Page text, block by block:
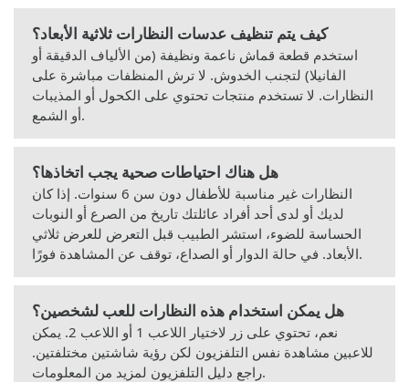
كيف يتم تنظيف عدسات النظارات ثلاثية الأبعاد؟
استخدم قطعة قماش ناعمة ونظيفة (من الألياف الدقيقة أو
الفانيلا) لتجنب الخدوش. لا ترش المنظفات مباشرة على
النظارات. لا تستخدم منتجات تحتوي على الكحول أو المذيبات
أو الشمع.
هل هناك احتياطات صحية يجب اتخاذها؟
النظارات غير مناسبة للأطفال دون سن 6 سنوات. إذا كان
لديك أو لدى أحد أفراد عائلتك تاريخ من الصرع أو النوبات
الحساسة للضوء، استشر الطبيب قبل التعرض للعرض ثلاثي
الأبعاد. في حالة الدوار أو الصداع، توقف عن المشاهدة فورًا.
هل يمكن استخدام هذه النظارات للعب لشخصين؟
نعم، تحتوي على زر لاختيار اللاعب 1 أو اللاعب 2. يمكن
للاعبين مشاهدة نفس التلفزيون لكن رؤية شاشتين مختلفتين.
راجع دليل التلفزيون لمزيد من المعلومات.